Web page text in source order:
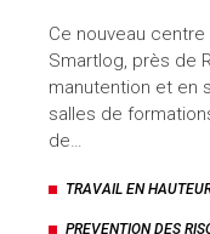
Ce nouveau
Smartlog, près de
manutention et en
salles de
de…
TRAVAIL EN
PREVENTION DES